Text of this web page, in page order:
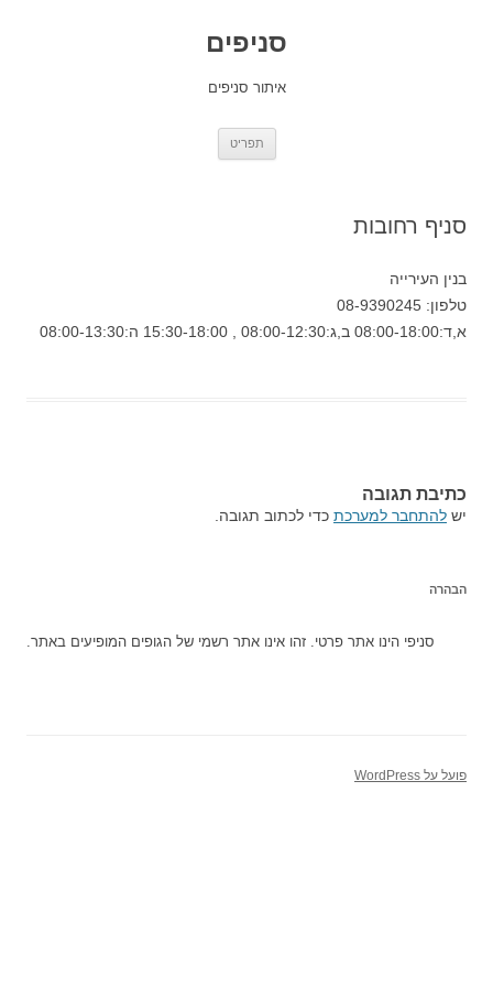
סניפים
איתור סניפים
תפריט
סניף רחובות
בנין העירייה
טלפון: 08-9390245
א,ד:08:00-18:00 ב,ג:08:00-12:30 , 15:30-18:00 ה:08:00-13:30
כתיבת תגובה
יש להתחבר למערכת כדי לכתוב תגובה.
הבהרה
סניפי הינו אתר פרטי. זהו אינו אתר רשמי של הגופים המופיעים באתר.
פועל על WordPress